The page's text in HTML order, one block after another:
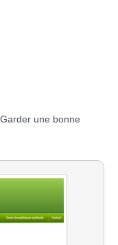
une bonne